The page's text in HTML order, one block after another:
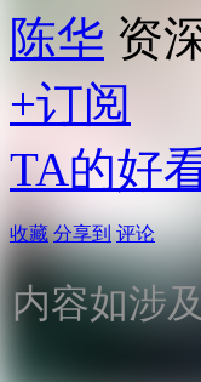
陈华 资
+订阅
TA的好
收藏 分享到 评论
内容如涉